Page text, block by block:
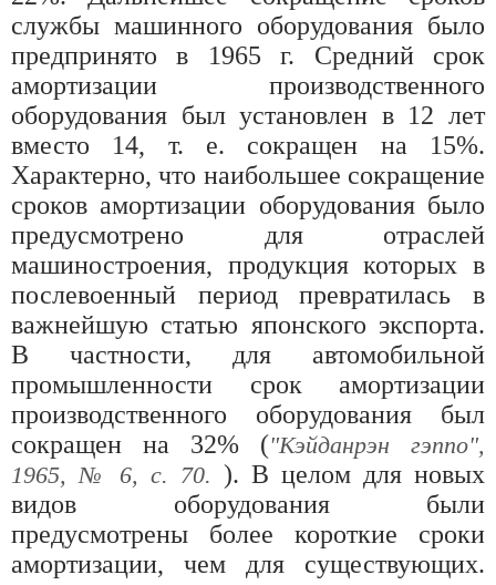
службы машинного оборудования было
предпринято в 1965 г. Средний срок
амортизации производственного
оборудования был установлен в 12 лет
вместо 14, т. е. сокращен на 15%.
Характерно, что наибольшее сокращение
сроков амортизации оборудования было
предусмотрено для отраслей
машиностроения, продукция которых в
послевоенный период превратилась в
важнейшую статью японского экспорта.
В частности, для автомобильной
промышленности срок амортизации
производственного оборудования был
сокращен на 32% ("Кэйданрэн гэппо",
1965, № 6, с. 70. ). В целом для новых
видов оборудования были
предусмотрены более короткие сроки
амортизации, чем для существующих.